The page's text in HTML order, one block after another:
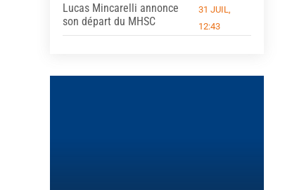
Lucas Mincarelli annonce
son départ du MHSC
31 JUIL,
12:43